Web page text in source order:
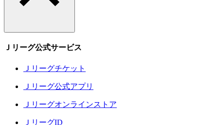
Ｊリーグ公式サービス
Ｊリーグチケット
Ｊリーグ公式アプリ
Ｊリーグオンラインストア
ＪリーグID